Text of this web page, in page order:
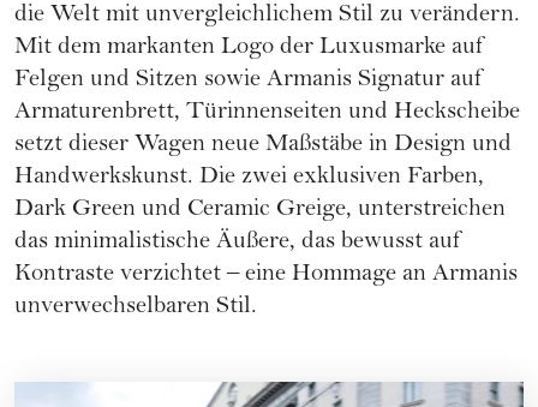
die Welt mit unvergleichlichem Stil zu verändern.
Mit dem markanten Logo der Luxusmarke auf
Felgen und Sitzen sowie Armanis Signatur auf
Armaturenbrett, Türinnenseiten und Heckscheibe
setzt dieser Wagen neue Maßstäbe in Design und
Handwerkskunst. Die zwei exklusiven Farben,
Dark Green und Ceramic Greige, unterstreichen
das minimalistische Äußere, das bewusst auf
Kontraste verzichtet – eine Hommage an Armanis
unverwechselbaren Stil.